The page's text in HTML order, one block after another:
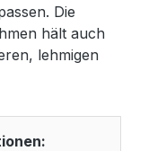
Die
hält auch
lehmigen